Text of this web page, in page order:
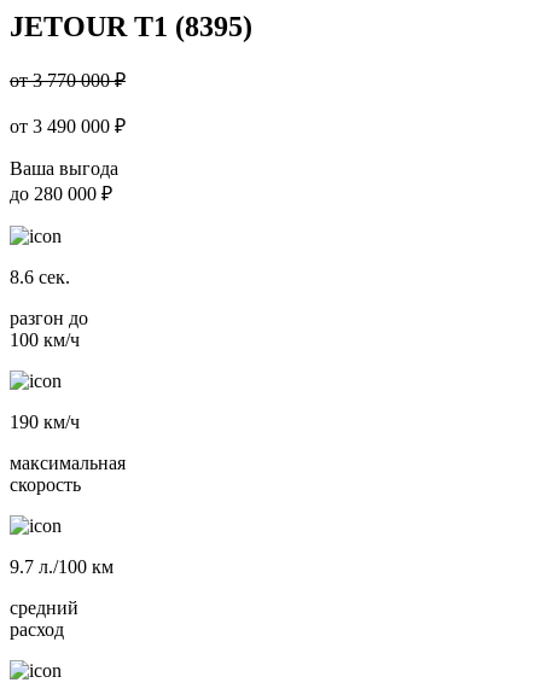
JETOUR T1 (8395)
от 3 770 000 ₽
от 3 490 000 ₽
Ваша выгода
до 280 000 ₽
8.6 сек.
разгон до
100 км/ч
190 км/ч
максимальная
скорость
9.7 л./100 км
средний
расход